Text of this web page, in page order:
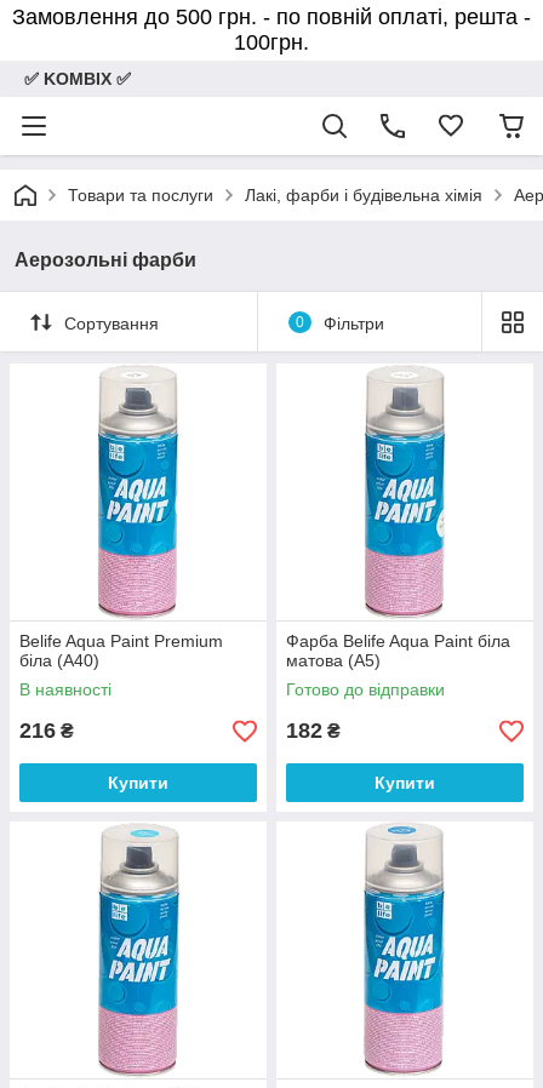
Замовлення до 500 грн. - по повній оплаті, решта -
100грн.
✅ KOMBIX ✅
Товари та послуги Лакі, фарби і будівельна хімія
Аерозольні фарби
Сортування 0 Фільтри
Belife Aqua Paint Premium
біла (А40)
В наявності
216 ₴
Купити
Фарба Belife Aqua Paint біла
матова (A5)
Готово до відправки
182 ₴
Купити